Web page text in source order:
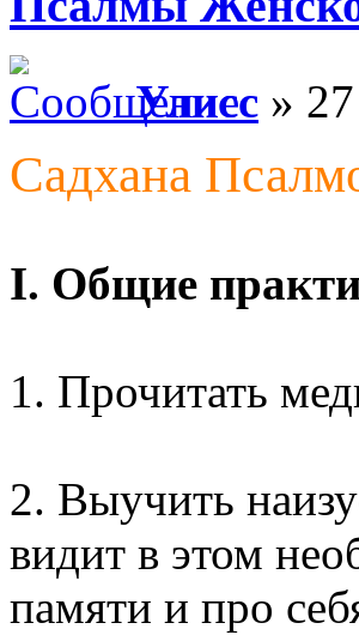
Улисс »
Садхана
I. Общие
1. Прочитать
2. Выучить
видит в этом
памяти и про